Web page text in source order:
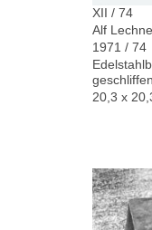
XII / 74
Alf
1971 / 74
geschliffen
20,3 x